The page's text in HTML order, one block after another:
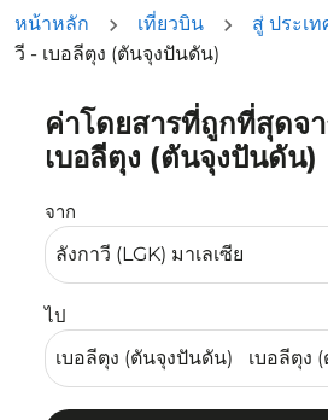
หน้าหลัก เที่ยวบิน สู่ ประเ
วี - เบอลีตุง (ตันจุงปันดัน)
ค่าโดยสารที่ถูกที่สุดจา
เบอลีตุง (ตันจุงปันดัน)
จาก
ไป
ลองอัปเดตเส้นทางของคุณ (ต้นท